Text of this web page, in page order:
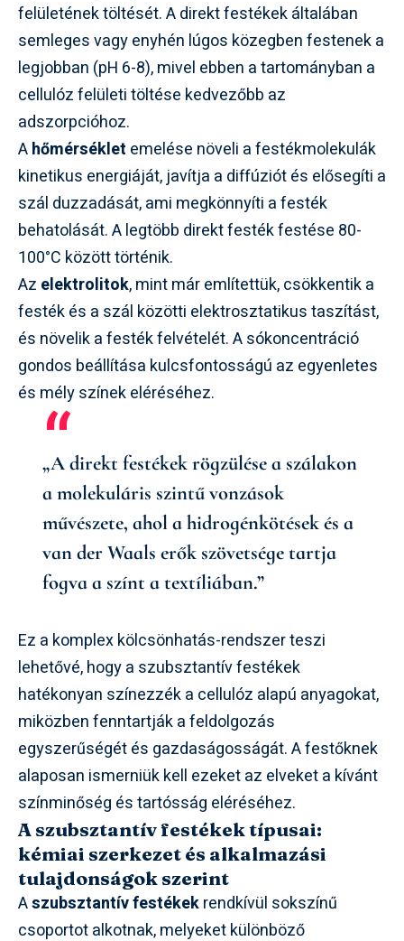
felületének töltését. A direkt festékek általában
semleges vagy enyhén lúgos közegben festenek a
legjobban (pH 6-8), mivel ebben a tartományban a
cellulóz felületi töltése kedvezőbb az
adszorpcióhoz.
Ahőmérséklet emelése növeli a festékmolekulák
kinetikus energiáját, javítja a diffúziót és elősegíti a
szál duzzadását, ami megkönnyíti a festék
behatolását. A legtöbb direkt festék festése 80-
100°C között történik.
Az elektrolitok, mint már említettük, csökkentik a
festék és a szál közötti elektrosztatikus taszítást,
és növelik a festék felvételét. A sókoncentráció
gondos beállítása kulcsfontosságú az egyenletes
és mély színek eléréséhez.
„A direkt festékek rögzülése a szálakon
a molekuláris szintű vonzások
művészete, ahol a hidrogénkötések és a
van der Waals erők szövetsége tartja
fogva a színt a textíliában.”
Ez a komplex kölcsönhatás-rendszer teszi
lehetővé, hogy a szubsztantív festékek
hatékonyan színezzék a cellulóz alapú anyagokat,
miközben fenntartják a feldolgozás
egyszerűségét és gazdaságosságát. A festőknek
alaposan ismerniük kell ezeket az elveket a kívánt
színminőség és tartósság eléréséhez.
A szubsztantív festékek típusai:
kémiai szerkezet és alkalmazási
tulajdonságok szerint
Aszubsztantív festékekrendkívül sokszínű
csoportot alkotnak, melyeket különböző